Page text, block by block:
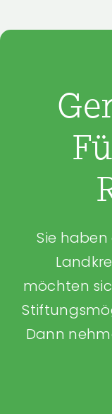
Sie
möchten
Dann